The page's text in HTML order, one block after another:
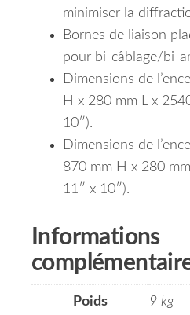
minimiser la
Bornes de liaison
pour bi-câblage/bi-
Dimensions de
H x 280 mm L x
10″).
Dimensions de
870 mm H x 280
11″ x 10″).
Informations
Poids 9 kg